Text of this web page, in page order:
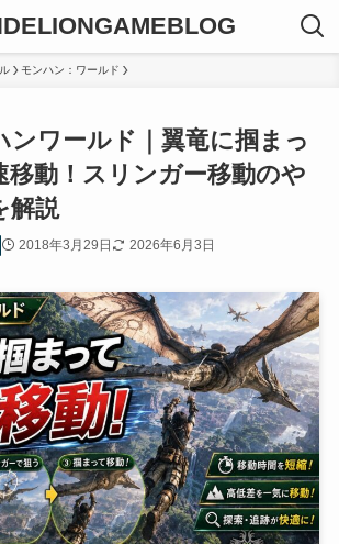
モンハン：ワールド
ンワールド｜翼竜に掴まっ
移動！スリンガー移動のや
解説
2018年3月29日 2026年6月3日